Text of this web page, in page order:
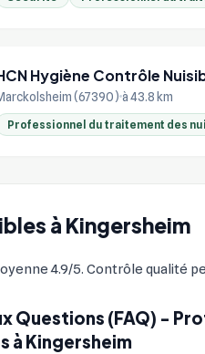
à Kingersheim
4.9/5. Contrôle qualité
Questions (FAQ) -
à Kingersheim
Hygiène Contrôle
(67390) à 43.8 km
Professionnel du traitement des